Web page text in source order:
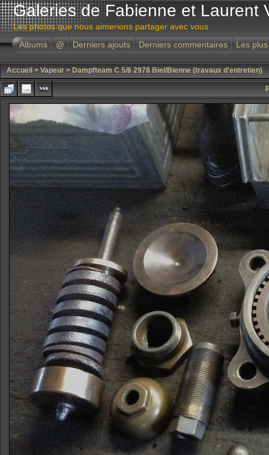
Galeries de Fabienne et Laurent
Les photos que nous aimerions partager avec vous
Albums
@ Derniers ajouts Derniers commentaires Les
Accueil > Vapeur > Dampfteam C 5/6 2978 Biel/Bienne (travaux d'entretien)